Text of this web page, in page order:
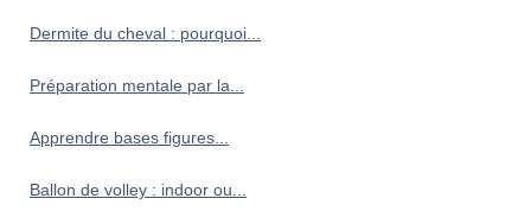
Dermite du cheval : pourquoi...
Préparation mentale par la...
Apprendre bases figures...
Ballon de volley : indoor ou...